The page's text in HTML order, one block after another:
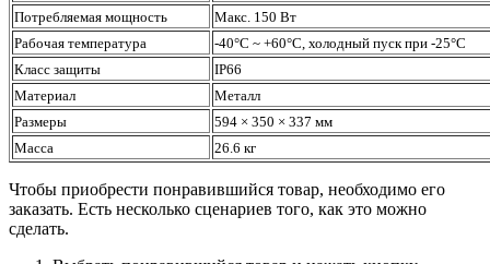
Потребляемая мощность
Макс. 150 Вт
Рабочая температура
-40°C ~ +60°C, холодный пуск при -25°C
Класс защиты
IP66
Материал
Металл
Размеры
594 × 350 × 337 мм
Масса
26.6 кг
Чтобы приобрести понравившийся товар, необходимо его
заказать. Есть несколько сценариев того, как это можно
сделать.